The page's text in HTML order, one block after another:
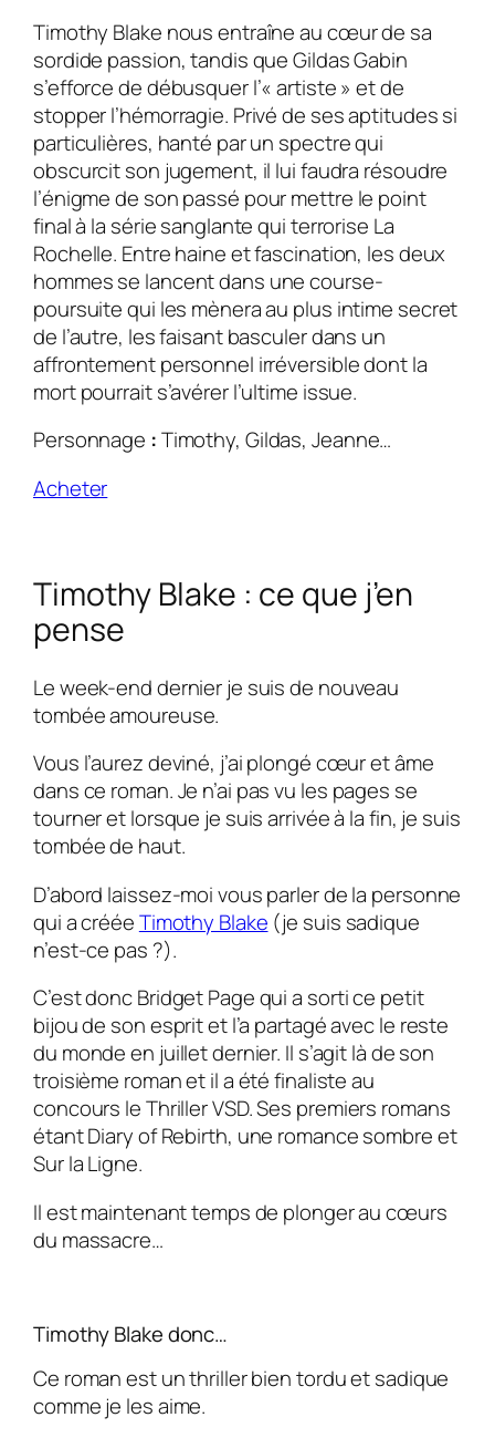
Timothy Blake nous entraîne au cœur de sa
sordide passion, tandis que Gildas Gabin
s’efforce de débusquer l’« artiste » et de
stopper l’hémorragie. Privé de ses aptitudes si
particulières, hanté par un spectre qui
obscurcit son jugement, il lui faudra résoudre
l’énigme de son passé pour mettre le point
final à la série sanglante qui terrorise La
Rochelle. Entre haine et fascination, les deux
hommes se lancent dans une course-
poursuite qui les mènera au plus intime secret
de l’autre, les faisant basculer dans un
affrontement personnel irréversible dont la
mort pourrait s’avérer l’ultime issue.
Personnage :Timothy, Gildas, Jeanne…
Acheter
Timothy Blake : ce que j’en
pense
Le week-end dernier je suis de nouveau
tombée amoureuse.
Vous l’aurez deviné, j’ai plongé cœur et âme
dans ce roman. Je n’ai pas vu les pages se
tourner et lorsque je suis arrivée à la fin, je suis
tombée de haut.
D’abord laissez-moi vous parler de la personne
qui a crééeTimothy Blake (je suis sadique
n’est-ce pas ?).
C’est donc Bridget Page qui a sorti ce petit
bijou de son esprit et l’a partagé avec le reste
du monde en juillet dernier. Il s’agit là de son
troisième roman et il a été finaliste au
concours leThriller VSD.Ses premiers romans
étantDiary of Rebirth, une romance sombre et
Sur la Ligne.
Il est maintenant temps de plonger au cœurs
du massacre…
Timothy Blake donc…
Ce roman est un thriller bien tordu et sadique
comme je les aime.